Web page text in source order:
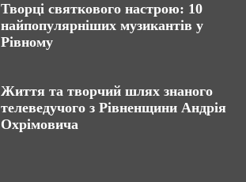
Творці святкового настрою: 10
найпопулярніших музикантів у
Рівному
Життя та творчий шлях знаного
телеведучого з Рівненщини Андрія
Охрімовича